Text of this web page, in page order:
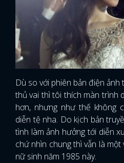
Dù so với phiên bản điện
thủ vai thì tôi thích màn trình
hơn, nhưng như thế không
diễn tệ nha. Do kịch bản
tình làm ảnh hưởng tới diễn
chứ nhìn chung thì vẫn là
nữ sinh năm 1985 này.